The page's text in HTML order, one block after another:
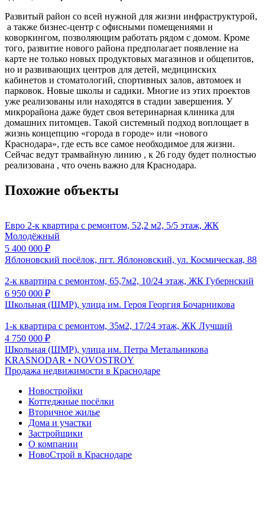
Развитый район со всей нужной для жизни инфраструктурой,
а также бизнес-центр с офисными помещениями и
коворкингом, позволяющим работать рядом с домом. Кроме
того, развитие нового района предполагает появление на
карте не только новых продуктовых магазинов и общепитов,
но и развивающих центров для детей, медицинских
кабинетов и стоматологий, спортивных залов, автомоек и
парковок. Новые школы и садики. Многие из этих проектов
уже реализованы или находятся в стадии завершения. У
микрорайона даже будет своя ветеринарная клиника для
домашних питомцев. Такой системный подход воплощает в
жизнь концепцию «города в городе» или «нового
Краснодара», где есть все самое необходимое для жизни.
Сейчас ведут трамвайную линию , к 26 году будет полностью
реализована , что очень важно для Краснодара.
Похожие объекты
Евро 2-к квартира с ремонтом, 52,2 м2, 5/5 этаж, ЖК
Молодёжный
5 400 000 ₽
Яблоновский посёлок, пгт. Яблоновский, ул. Космическая, 88
2-к квартира с ремонтом, 65,7м2, 10/24 этаж, ЖК Губернский
6 950 000 ₽
Школьная (ШМР), улица им. Героя Георгия Бочарникова
1-к квартира с ремонтом, 35м2, 17/24 этаж, ЖК Лучший
4 750 000 ₽
Школьная (ШМР), улица им. Петра Метальникова
KRASNODAR • NOVOSTROY
Продажа недвижимости в Краснодаре
Новостройки
Коттеджные посёлки
Вторичное жилье
Дома и участки
Застройщики
О компании
НовоСтрой в Краснодаре